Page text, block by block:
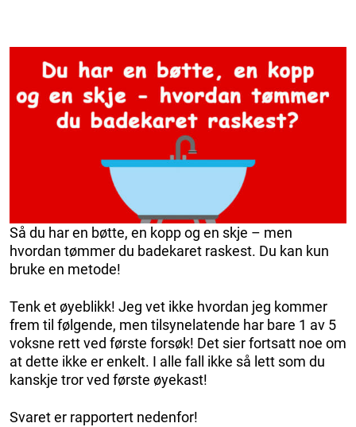
Så du har en bøtte, en kopp og en skje – men
hvordan tømmer du badekaret raskest. Du kan kun
bruke en metode!
Tenk et øyeblikk! Jeg vet ikke hvordan jeg kommer
frem til følgende, men tilsynelatende har bare 1 av 5
voksne rett ved første forsøk! Det sier fortsatt noe om
at dette ikke er enkelt. I alle fall ikke så lett som du
kanskje tror ved første øyekast!
Svaret er rapportert nedenfor!